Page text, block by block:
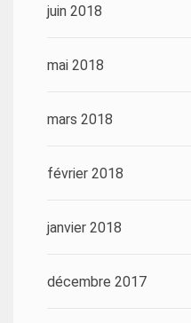
juin 2018
mai 2018
mars 2018
février 2018
janvier 2018
décembre 2017